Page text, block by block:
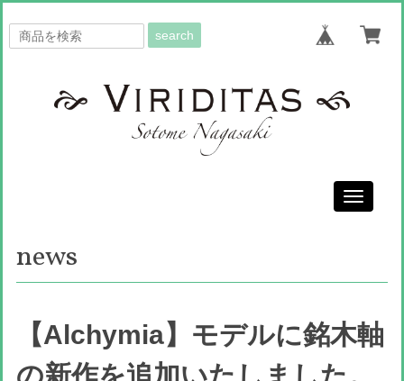
search
Toggle
news
【Alchymia】モデルに銘木軸
の新作を追加いたしました。